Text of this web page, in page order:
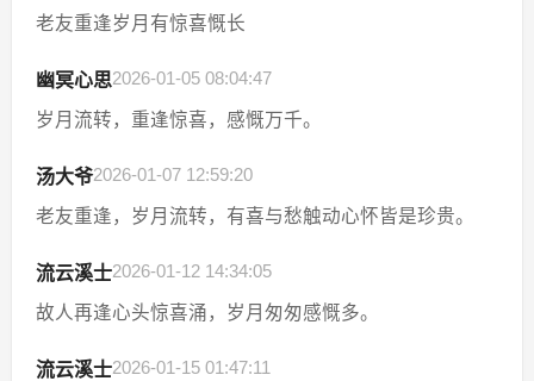
老友重逢岁月有惊喜慨长
幽冥心思2026-01-05 08:04:47
岁月流转，重逢惊喜，感慨万千。
汤大爷2026-01-07 12:59:20
老友重逢，岁月流转，有喜与愁触动心怀皆是珍贵。
流云溪士2026-01-12 14:34:05
故人再逢心头惊喜涌，岁月匆匆感慨多。
流云溪士2026-01-15 01:47:11